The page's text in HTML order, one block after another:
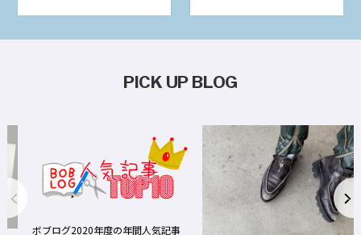
PICK UP BLOG
ブログ2020年度の年間人気記事